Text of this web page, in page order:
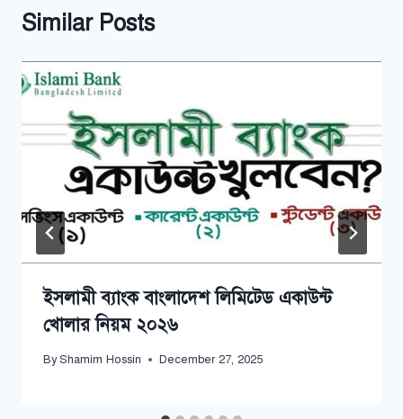
Similar Posts
ইসলামী ব্যাংক বাংলাদেশ লিমিটেড একাউন্ট
খোলার নিয়ম ২০২৬
By Shamim Hossin December 27, 2025